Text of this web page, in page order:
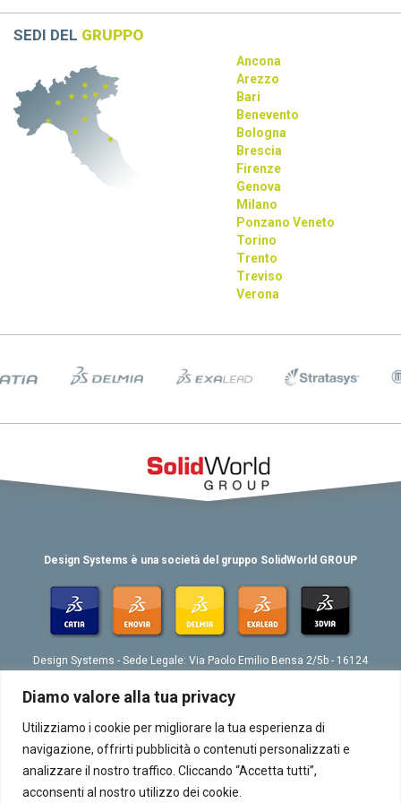
Diamo valore alla tua privacy
Utilizziamo i cookie per migliorare la tua esperienza di
navigazione, offrirti pubblicità o contenuti personalizzati e
analizzare il nostro traffico. Cliccando “Accetta tutti”,
acconsenti al nostro utilizzo dei cookie.
SEDI DEL GRUPPO
Ancona
Arezzo
Bari
Benevento
Bologna
Brescia
Firenze
Genova
Milano
Ponzano Veneto
Torino
Trento
Treviso
Verona
Design Systems è una società del gruppo SolidWorld GROUP
Design Systems - Sede Legale: Via Paolo Emilio Bensa 2/5b - 16124
Tel. 039 010 4074802 - Fax 039 010 4073276 - Email:
info@designsystemsplm.it
P. IVA 01566570998